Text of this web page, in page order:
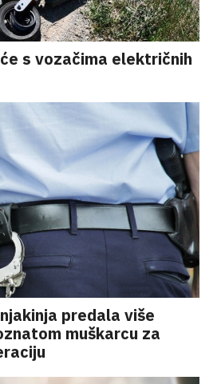
s vozačima električnih
predala više
muškarcu za